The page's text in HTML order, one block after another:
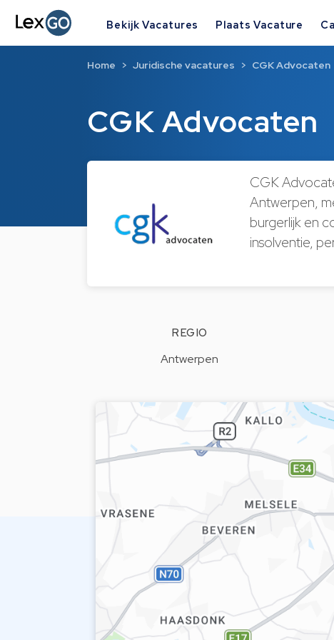
Bekijk Vacatures Plaats Vacature
CGK Advocaten
Home Juridische vacatures CGK Advocaten
CGK
Antwerpen,
burgerlijk en
insolventie,
REGIO
Antwerpen